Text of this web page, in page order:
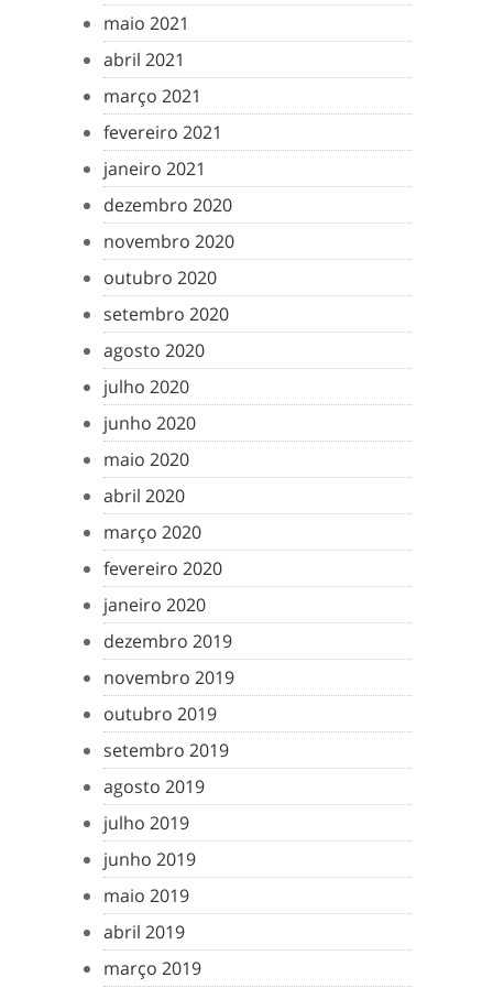
maio 2021
abril 2021
março 2021
fevereiro 2021
janeiro 2021
dezembro 2020
novembro 2020
outubro 2020
setembro 2020
agosto 2020
julho 2020
junho 2020
maio 2020
abril 2020
março 2020
fevereiro 2020
janeiro 2020
dezembro 2019
novembro 2019
outubro 2019
setembro 2019
agosto 2019
julho 2019
junho 2019
maio 2019
abril 2019
março 2019